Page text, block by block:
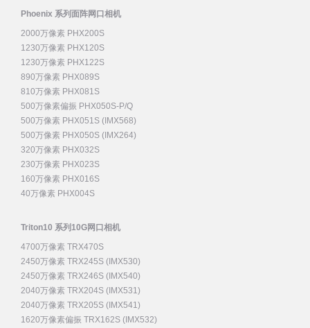
Phoenix 系列面阵网口相机
2000万像素 PHX200S
1230万像素 PHX120S
1230万像素 PHX122S
890万像素 PHX089S
810万像素 PHX081S
500万像素偏振 PHX050S-P/Q
500万像素 PHX051S (IMX568)
500万像素 PHX050S (IMX264)
320万像素 PHX032S
230万像素 PHX023S
160万像素 PHX016S
40万像素 PHX004S
Triton10 系列10G网口相机
4700万像素 TRX470S
2450万像素 TRX245S (IMX530)
2450万像素 TRX246S (IMX540)
2040万像素 TRX204S (IMX531)
2040万像素 TRX205S (IMX541)
1620万像素偏振 TRX162S (IMX532)